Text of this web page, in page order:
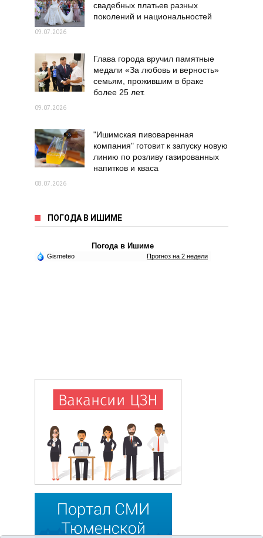
свадебных платьев разных
поколений и национальностей
09.07.2026
Глава города вручил памятные
медали «За любовь и верность»
семьям, прожившим в браке
более 25 лет.
09.07.2026
"Ишимская пивоваренная
компания" готовит к запуску новую
линию по розливу газированных
напитков и кваса
08.07.2026
ПОГОДА В ИШИМЕ
Погода в Ишиме
Gismeteo Прогноз на 2 недели